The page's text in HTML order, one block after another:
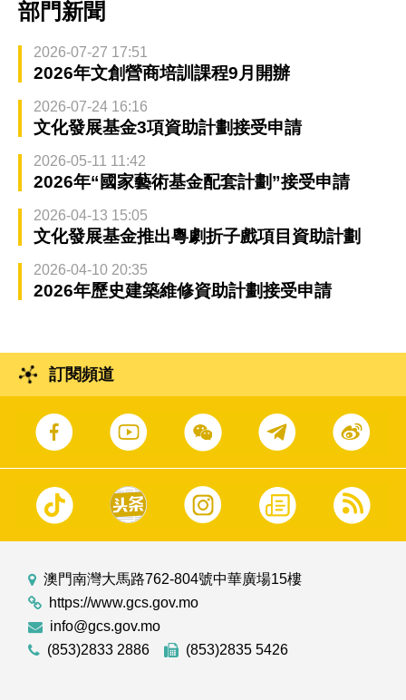
部門新聞
2026-07-27 17:51
2026年文創營商培訓課程9月開辦
2026-07-24 16:16
文化發展基金3項資助計劃接受申請
2026-05-11 11:42
2026年“國家藝術基金配套計劃”接受申請
2026-04-13 15:05
文化發展基金推出粵劇折子戲項目資助計劃
2026-04-10 20:35
2026年歷史建築維修資助計劃接受申請
訂閱頻道
澳門南灣大馬路762-804號中華廣場15樓
https://www.gcs.gov.mo
info@gcs.gov.mo
(853)2833 2886
(853)2835 5426